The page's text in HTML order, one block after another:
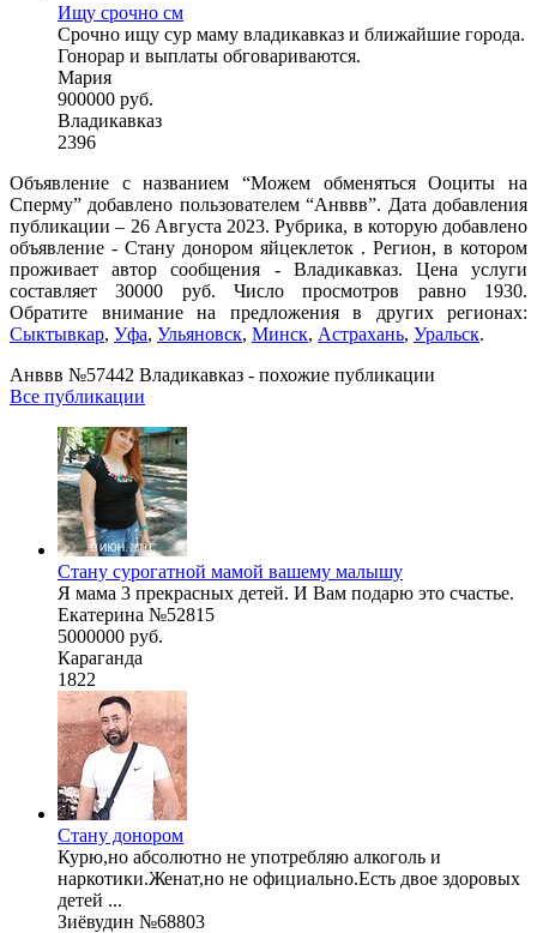
Ищу срочно см
Срочно ищу сур маму владикавказ и ближайшие города.
Гонорар и выплаты обговариваются.
Мария
900000 руб.
Владикавказ
2396
Объявление с названием “Можем обменяться Ооциты на
Сперму” добавлено пользователем “Анввв”. Дата добавления
публикации – 26 Августа 2023. Рубрика, в которую добавлено
объявление - Стану донором яйцеклеток . Регион, в котором
проживает автор сообщения - Владикавказ. Цена услуги
составляет 30000 руб. Число просмотров равно 1930.
Обратите внимание на предложения в других регионах:
Сыктывкар, Уфа, Ульяновск, Минск, Астрахань, Уральск.
Анввв №57442 Владикавказ - похожие публикации
Все публикации
Стану сурогатной мамой вашему малышу
Я мама 3 прекрасных детей. И Вам подарю это счастье.
Екатерина №52815
5000000 руб.
Караганда
1822
Стану донором
Курю,но абсолютно не употребляю алкоголь и
наркотики.Женат,но не официально.Есть двое здоровых
детей ...
Зиёвудин №68803